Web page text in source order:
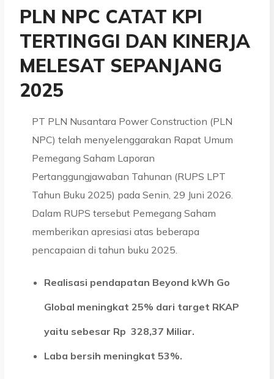
PLN NPC CATAT KPI
TERTINGGI DAN KINERJA
MELESAT SEPANJANG
2025
PT PLN Nusantara Power Construction (PLN
NPC) telah menyelenggarakan Rapat Umum
Pemegang Saham Laporan
Pertanggungjawaban Tahunan (RUPS LPT
Tahun Buku 2025) pada Senin, 29 Juni 2026.
Dalam RUPS tersebut Pemegang Saham
memberikan apresiasi atas beberapa
pencapaian di tahun buku 2025.
Realisasi pendapatan Beyond kWh Go
Global meningkat 25% dari target RKAP
yaitu sebesar Rp 328,37 Miliar.
Laba bersih meningkat 53%.